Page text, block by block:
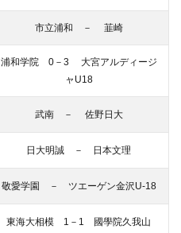
市立浦和 － 韮崎
浦和学院 0－3 大宮アルディージ
ャU18
武南 － 佐野日大
日大明誠 － 日本文理
敬愛学園 － ツエーゲン金沢U-18
東海大相模 1－1 國學院久我山